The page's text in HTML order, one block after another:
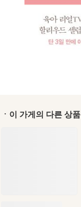
ㆍ이 가게의 다른 상품